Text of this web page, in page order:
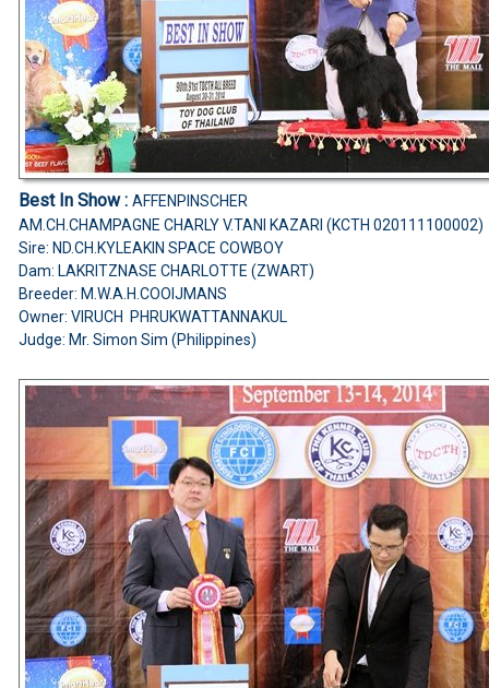
Best In Show : AFFENPINSCHER
AM.CH.CHAMPAGNE CHARLY V.TANI KAZARI (KCTH 020111100002)
Sire: ND.CH.KYLEAKIN SPACE COWBOY
Dam: LAKRITZNASE CHARLOTTE (ZWART)
Breeder: M.W.A.H.COOIJMANS
Owner: VIRUCH PHRUKWATTANNAKUL
Judge: Mr. Simon Sim (Philippines)